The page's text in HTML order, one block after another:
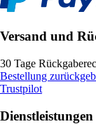
Versand und
30 Tage
Bestellung
Trustpilot
Dienstleistungen